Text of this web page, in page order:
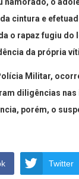
namorado, o
cintura e
o rapaz fugiu do
da própria
Militar,
diligências
porém, o
Twitter